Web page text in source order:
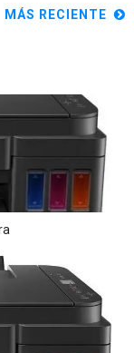
MÁS RECIENTE